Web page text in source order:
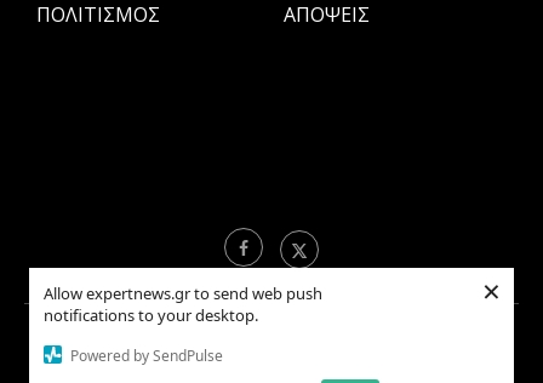
Allow expertnews.gr to send web push
notifications to your desktop.
Powered by SendPulse
×
ΠΟΛΙΤΙΣΜΟΣ
ΑΠΟΨΕΙΣ